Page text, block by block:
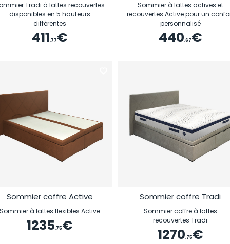
Tradi à lattes recouvertes
disponibles en 5 hauteurs
différentes
411,77€
Sommier à lattes actives et
recouvertes Active pour un
personnalisé
440,67€
Sommier coffre Active
Sommier à lattes flexibles Active
1235,75€
Sommier coffre Tradi
Sommier coffre à lattes
recouvertes Tradi
1270,75€